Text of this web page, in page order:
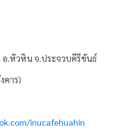
.หัวหิน จ.ประจวบคีรีขันธ์
คาร)
inucafehuahin